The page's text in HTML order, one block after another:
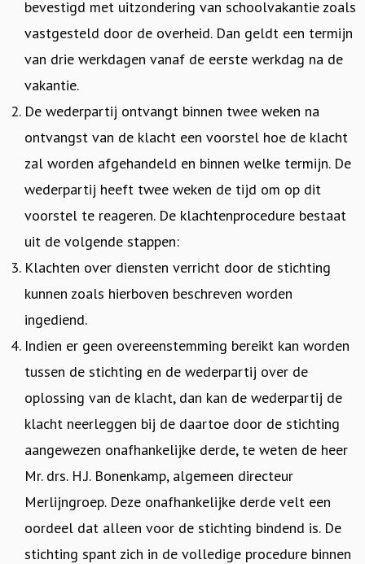
bevestigd met uitzondering van schoolvakantie zoals
vastgesteld door de overheid. Dan geldt een termijn
van drie werkdagen vanaf de eerste werkdag na de
vakantie.
De wederpartij ontvangt binnen twee weken na
ontvangst van de klacht een voorstel hoe de klacht
zal worden afgehandeld en binnen welke termijn. De
wederpartij heeft twee weken de tijd om op dit
voorstel te reageren. De klachtenprocedure bestaat
uit de volgende stappen:
Klachten over diensten verricht door de stichting
kunnen zoals hierboven beschreven worden
ingediend.
Indien er geen overeenstemming bereikt kan worden
tussen de stichting en de wederpartij over de
oplossing van de klacht, dan kan de wederpartij de
klacht neerleggen bij de daartoe door de stichting
aangewezen onafhankelijke derde, te weten de heer
Mr. drs. H.J. Bonenkamp, algemeen directeur
Merlijngroep. Deze onafhankelijke derde velt een
oordeel dat alleen voor de stichting bindend is. De
stichting spant zich in de volledige procedure binnen